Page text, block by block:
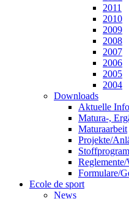
2011
2010
2009
2008
2007
2006
2005
2004
Downloads
Aktuelle
Matura-,
Maturaarbeit
Projekte/
Formulare/
Ecole de sport
News